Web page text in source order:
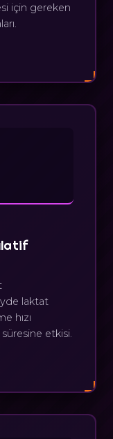
için gereken
laktat
hızı
etkisi.